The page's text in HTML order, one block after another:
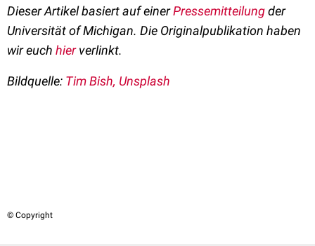
Dieser Artikel basiert auf einerPressemitteilungder
Universität of Michigan. Die Originalpublikation haben
wir euch hierverlinkt.
Bildquelle: Tim Bish, Unsplash
© Copyright